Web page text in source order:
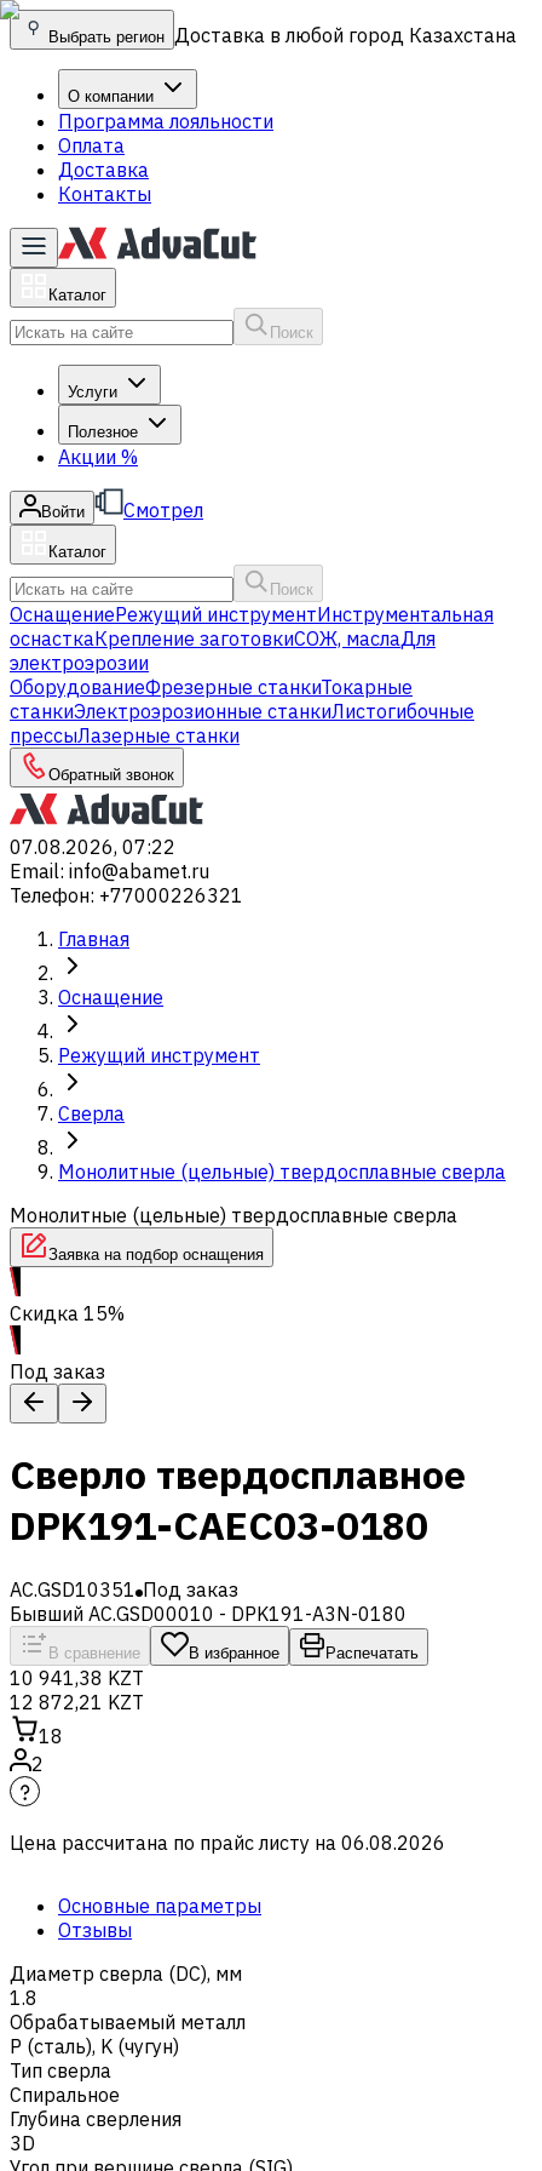
Выбрать регион Доставка в любой город Казахстана
О компании
Программа лояльности
Оплата
Доставка
Контакты
Каталог
Поиск
Услуги
Полезное
Акции %
Войти Смотрел
Каталог
Поиск
ОснащениеРежущий инструментИнструментальная
оснасткаКрепление заготовкиСОЖ, маслаДля
электроэрозии
ОборудованиеФрезерные станкиТокарные
станкиЭлектроэрозионные станкиЛистогибочные
прессыЛазерные станки
Обратный звонок
07.08.2026, 07:22
Email: info@abamet.ru
Телефон: +77000226321
Главная
Оснащение
Режущий инструмент
Сверла
Монолитные (цельные) твердосплавные сверла
Монолитные (цельные) твердосплавные сверла
Заявка на подбор оснащения
Скидка 15%
Под заказ
Сверло твердосплавное
DPK191-CAEC03-0180
AC.GSD10351 Под заказ
Бывший AC.GSD00010 - DPK191-A3N-0180
В сравнение В избранное Распечатать
10 941,38 KZT
12 872,21 KZT
18
2
Цена рассчитана по прайс листу на 06.08.2026
Основные параметры
Отзывы
Диаметр сверла (DC), мм
1.8
Обрабатываемый металл
Р (сталь), K (чугун)
Тип сверла
Спиральное
Глубина сверления
3D